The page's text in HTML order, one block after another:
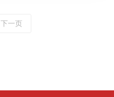
下一页